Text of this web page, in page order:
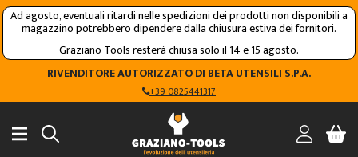
Ad agosto, eventuali ritardi nelle spedizioni dei prodotti non disponibili a
magazzino potrebbero dipendere dalla chiusura estiva dei fornitori.
Graziano Tools resterà chiusa solo il 14 e 15 agosto.
RIVENDITORE AUTORIZZATO DI BETA UTENSILI S.P.A.
+39 0825441317